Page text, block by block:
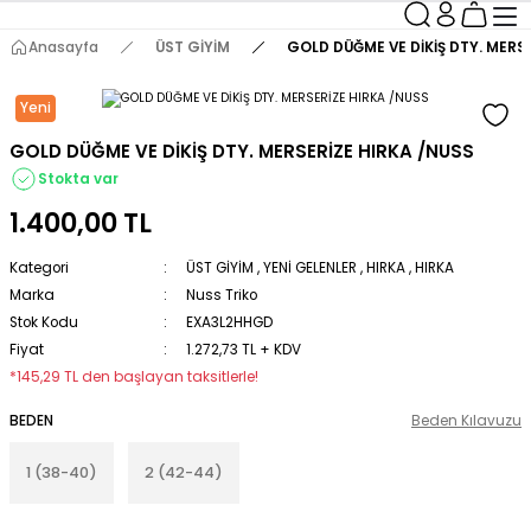
Anasayfa ÜST GİYİM GOLD DÜĞME VE DİKİŞ DTY.
Yeni
GOLD DÜĞME VE DİKİŞ DTY. MERSERİZE HIRKA /NUSS
Stokta var
1.400,00 TL
Kategori ÜST GİYİM ,YENİ GELENLER ,HIRKA ,HIRKA
Marka
Nuss Triko
Stok Kodu
EXA3L2HHGD
Fiyat
1.272,73 TL + KDV
*145,29 TL den başlayan taksitlerle!
BEDEN
1 (38-40) 2 (42-44)
Beden Kılavuzu